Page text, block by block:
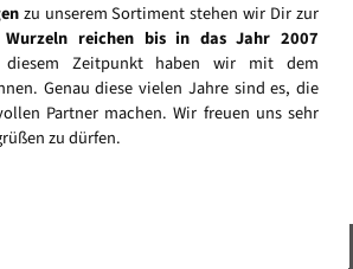
zu unserem Sortiment stehen wir Dir zur
Wurzeln reichen bis in das Jahr 2007
Zeitpunkt haben wir mit dem
Genau diese vielen Jahre sind es, die
Partner machen. Wir freuen uns sehr
zu dürfen.